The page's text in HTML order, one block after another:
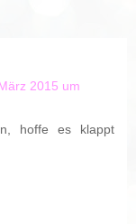
2015 um
hoffe es klappt